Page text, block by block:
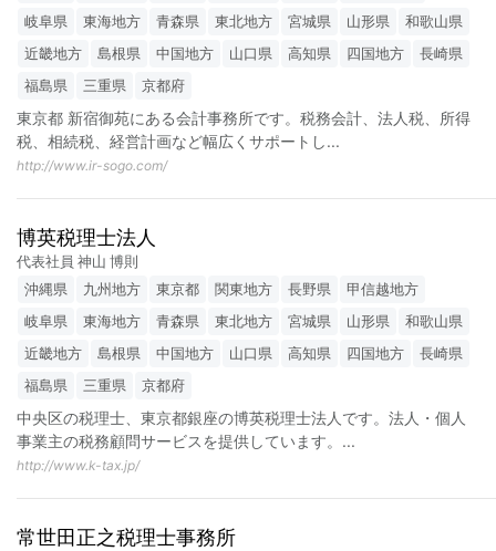
岐阜県
東海地方 青森県 東北地方 宮城県 山形県
和歌山県
近畿地方
島根県 中国地方 山口県 高知県 四国地方
長崎県
福島県
三重県 京都府
東京都 新宿御苑にある会計事務所です。税務会計、法人税、所得
税、相続税、経営計画など幅広くサポートし...
http://www.ir-sogo.com/
博英税理士法人
代表社員 神山 博則
沖縄県
九州地方 東京都 関東地方 長野県
甲信越地方
岐阜県
東海地方 青森県 東北地方 宮城県 山形県
和歌山県
近畿地方
島根県 中国地方 山口県 高知県 四国地方
長崎県
福島県
三重県 京都府
中央区の税理士、東京都銀座の博英税理士法人です。法人・個人
事業主の税務顧問サービスを提供しています。 ...
http://www.k-tax.jp/
常世田正之税理士事務所